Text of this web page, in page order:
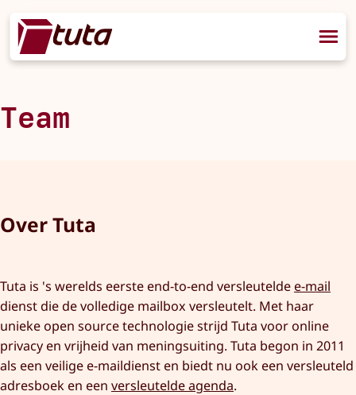
Team
Over Tuta
Tuta is 's werelds eerste end-to-end versleutelde e-mail
dienst die de volledige mailbox versleutelt. Met haar
unieke open source technologie strijd Tuta voor online
privacy en vrijheid van meningsuiting. Tuta begon in 2011
als een veilige e-maildienst en biedt nu ook een versleuteld
adresboek en een versleutelde agenda.